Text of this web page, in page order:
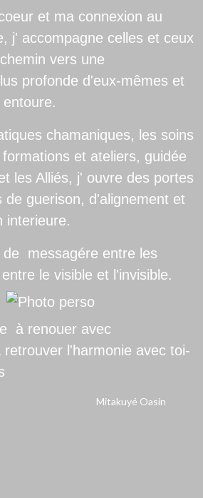
et ma connexion au
j' accompagne celles et ceux
vers une
profonde d'eux-mêmes et
chamaniques, les soins
et ateliers, guidée
les Alliés, j' ouvre des portes
de guerison, d'alignement et
interieure.
messagére entre les
le visible et l'invisible.
à renouer avec
l'harmonie avec toi-
Oasin